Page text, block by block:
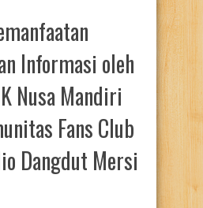
Informasi oleh
Nusa Mandiri
Fans Club
Dangdut Mersi